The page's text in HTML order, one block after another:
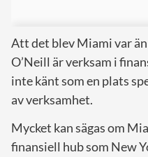
Att det blev Miami var
O’Neill är verksam i
inte känt som en plats
av verksamhet.
Mycket kan sägas om
finansiell hub som New